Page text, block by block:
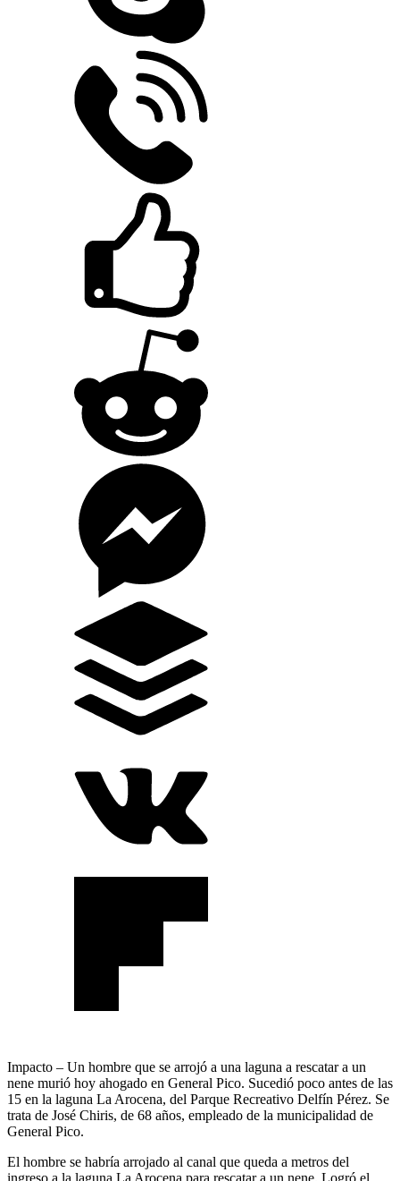
Impacto – Un hombre que se arrojó a una laguna a rescatar a un
nene murió hoy ahogado en General Pico. Sucedió poco antes de las
15 en la laguna La Arocena, del Parque Recreativo Delfín Pérez. Se
trata de José Chiris, de 68 años, empleado de la municipalidad de
General Pico.
El hombre se habría arrojado al canal que queda a metros del
ingreso a la laguna La Arocena para rescatar a un nene. Logró el